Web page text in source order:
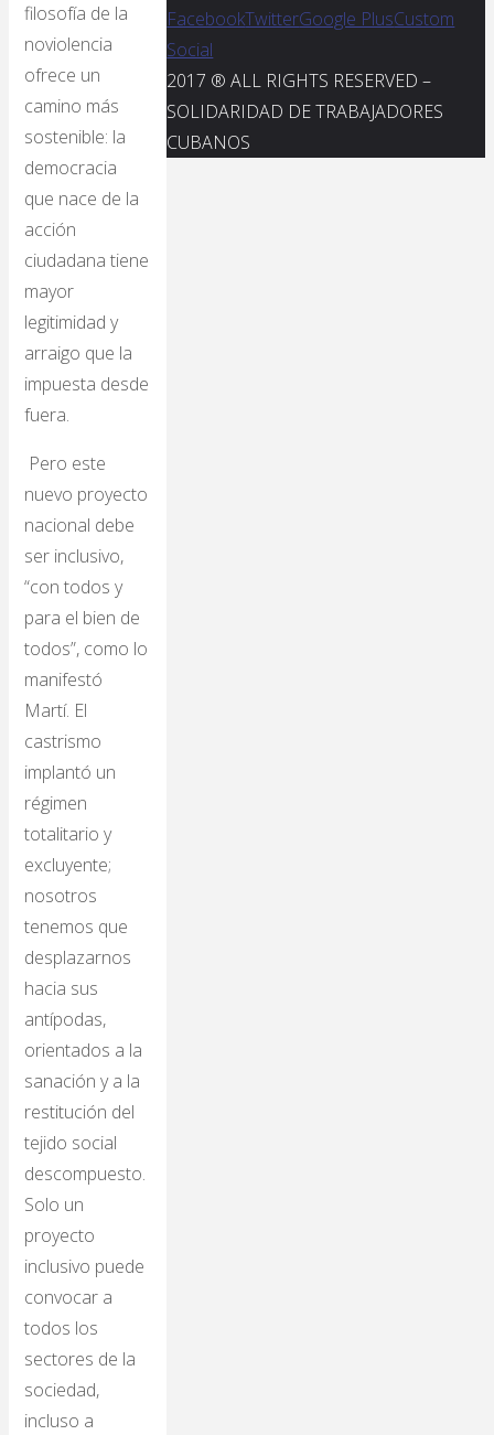
filosofía de la
noviolencia
ofrece un
camino más
sostenible: la
democracia
que nace de la
acción
ciudadana tiene
mayor
legitimidad y
arraigo que la
impuesta desde
fuera.
Pero este
nuevo proyecto
nacional debe
ser inclusivo,
“con todos y
para el bien de
todos”, como lo
manifestó
Martí. El
castrismo
implantó un
régimen
totalitario y
excluyente;
nosotros
tenemos que
desplazarnos
hacia sus
antípodas,
orientados a la
sanación y a la
restitución del
tejido social
descompuesto.
Solo un
proyecto
inclusivo puede
convocar a
todos los
sectores de la
sociedad,
incluso a
FacebookTwitterGoogle PlusCustom
Social
2017 ® ALL RIGHTS RESERVED –
SOLIDARIDAD DE TRABAJADORES
CUBANOS